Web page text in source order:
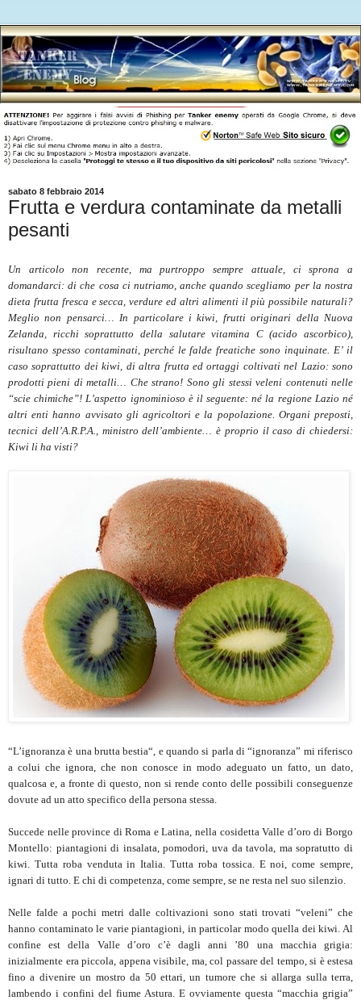
sabato 8 febbraio 2014
Frutta e verdura contaminate da metalli
pesanti
Un articolo non recente, ma purtroppo sempre attuale, ci sprona a
domandarci: di che cosa ci nutriamo, anche quando scegliamo per la nostra
dieta frutta fresca e secca, verdure ed altri alimenti il più possibile naturali?
Meglio non pensarci… In particolare i kiwi, frutti originari della Nuova
Zelanda, ricchi soprattutto della salutare vitamina C (acido ascorbico),
risultano spesso contaminati, perché le falde freatiche sono inquinate. E’ il
caso soprattutto dei kiwi, di altra frutta ed ortaggi coltivati nel Lazio: sono
prodotti pieni di metalli… Che strano! Sono gli stessi veleni contenuti nelle
“scie chimiche”! L’aspetto ignominioso è il seguente: né la regione Lazio né
altri enti hanno avvisato gli agricoltori e la popolazione. Organi preposti,
tecnici dell’A.R.P.A., ministro dell’ambiente… è proprio il caso di chiedersi:
Kiwi li ha visti?
“L’ignoranza è una brutta bestia“, e quando si parla di “ignoranza” mi riferisco
a colui che ignora, che non conosce in modo adeguato un fatto, un dato,
qualcosa e, a fronte di questo, non si rende conto delle possibili conseguenze
dovute ad un atto specifico della persona stessa.
Succede nelle province di Roma e Latina, nella cosidetta Valle d’oro di Borgo
Montello: piantagioni di insalata, pomodori, uva da tavola, ma sopratutto di
kiwi. Tutta roba venduta in Italia. Tutta roba tossica. E noi, come sempre,
ignari di tutto. E chi di competenza, come sempre, se ne resta nel suo silenzio.
Nelle falde a pochi metri dalle coltivazioni sono stati trovati “veleni” che
hanno contaminato le varie piantagioni, in particolar modo quella dei kiwi. Al
confine est della Valle d’oro c’è dagli anni ’80 una macchia grigia:
inizialmente era piccola, appena visibile, ma, col passare del tempo, si è estesa
fino a divenire un mostro da 50 ettari, un tumore che si allarga sulla terra,
lambendo i confini del fiume Astura. E ovviamente questa “macchia grigia”